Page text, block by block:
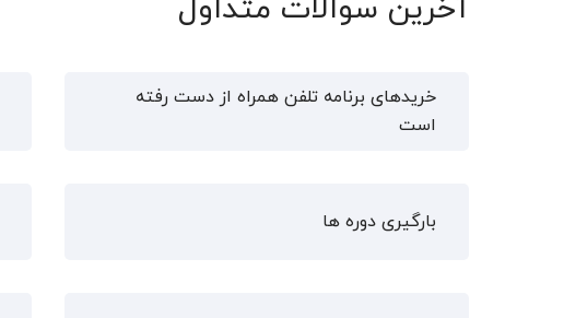
آخرین سوالات متداول
خریدهای برنامه تلفن همراه از دست رفته
است
بارگیری دوره ها